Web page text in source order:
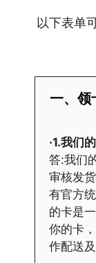
以下表单
一、领
·1.我们
答:我们
审核发
有官方
的卡是
你的卡
作配送